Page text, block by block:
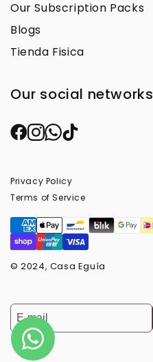
Our Subscription Packs
Blogs
Tienda Fisica
Our social networks
Privacy Policy
Terms of Service
© 2024, Casa Eguía